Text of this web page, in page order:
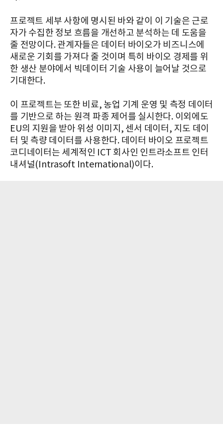
프로젝트 세부 사항에 명시된 바와 같이 이 기술은 근로
자가 수집한 정보 흐름을 개선하고 분석하는 데 도움을
줄 전망이다. 관계자들은 데이터 바이오가 비즈니스에
새로운 기회를 가져다 줄 것이며 특히 바이오 경제를 위
한 생산 분야에서 빅데이터 기술 사용이 늘어날 것으로
기대한다.
이 프로젝트는 또한 비료, 농업 기계 운영 및 측정 데이터
를 기반으로 하는 원격 파종 제어를 실시한다. 이외에도
EU의 지원을 받아 위성 이미지, 센서 데이터, 지도 데이
터 및 측량 데이터를 사용한다. 데이터 바이오 프로젝트
코디네이터는 세계적인 ICT 회사인 인트라소프트 인터
내셔널(Intrasoft International)이다.